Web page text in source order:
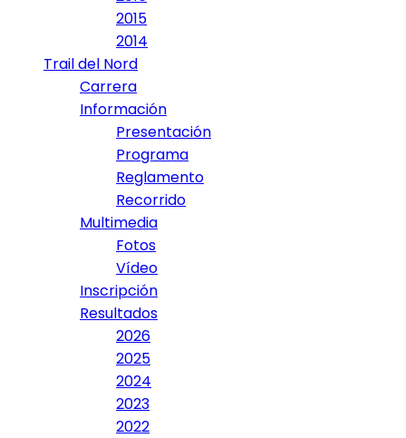
2015
2014
Trail del Nord
Carrera
Información
Presentación
Programa
Reglamento
Recorrido
Multimedia
Fotos
Vídeo
Inscripción
Resultados
2026
2025
2024
2023
2022